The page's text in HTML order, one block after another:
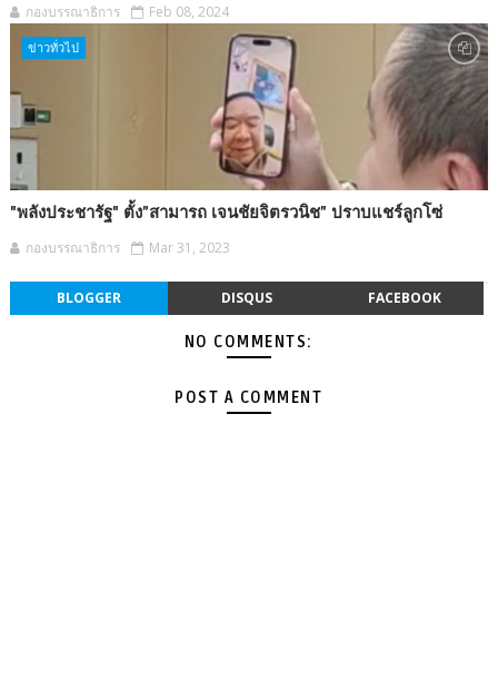
กองบรรณาธิการ Feb 08, 2024
ข่าวทั่วไป
"พลังประชารัฐ" ตั้ง”สามารถ เจนชัยจิตรวนิช” ปราบแชร์ลูกโซ่
กองบรรณาธิการ Mar 31, 2023
BLOGGER DISQUS FACEBOOK
NO COMMENTS:
POST A COMMENT